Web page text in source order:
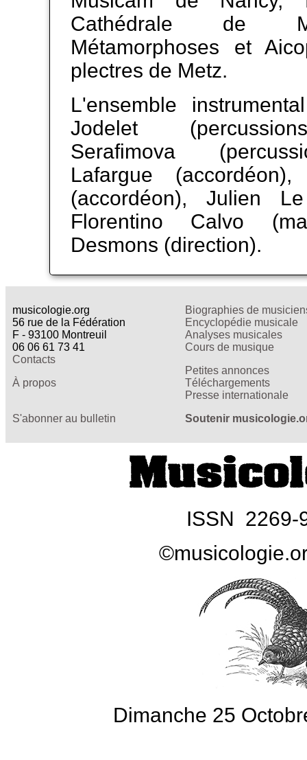
Cathédrale de
Métamorphoses et
plectres de Metz.
L'ensemble
Jodelet
Serafimova
Lafargue
(accordéon), Julien
Florentino Calvo
Desmons (direction).
musicologie.org
56 rue de la Fédération
F - 93100 Montreuil
06 06 61 73 41
Contacts
À propos
S'abonner au bulletin
Biographies de
Encyclopédie musicale
Analyses musicales
Cours de musique
Petites annonces
Téléchargements
Presse internationale
Soutenir
ISSN 2269-
Dimanche 25